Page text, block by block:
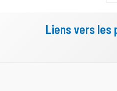
Liens vers les